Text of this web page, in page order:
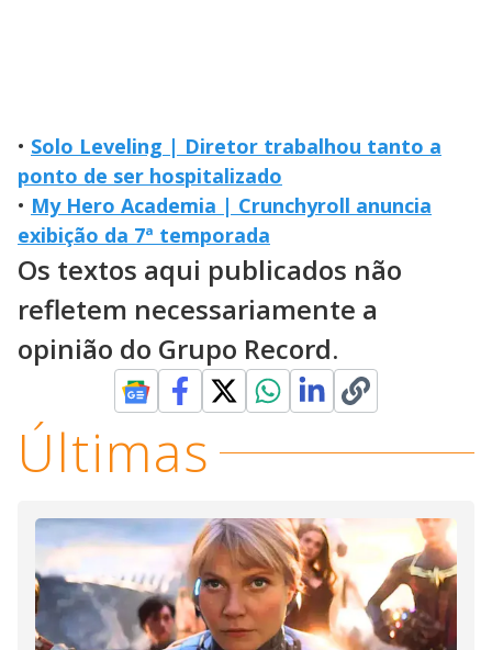
• Solo Leveling | Diretor trabalhou tanto a
ponto de ser hospitalizado
• My Hero Academia | Crunchyroll anuncia
exibição da 7ª temporada
Os textos aqui publicados não
refletem necessariamente a
opinião do Grupo Record.
Últimas